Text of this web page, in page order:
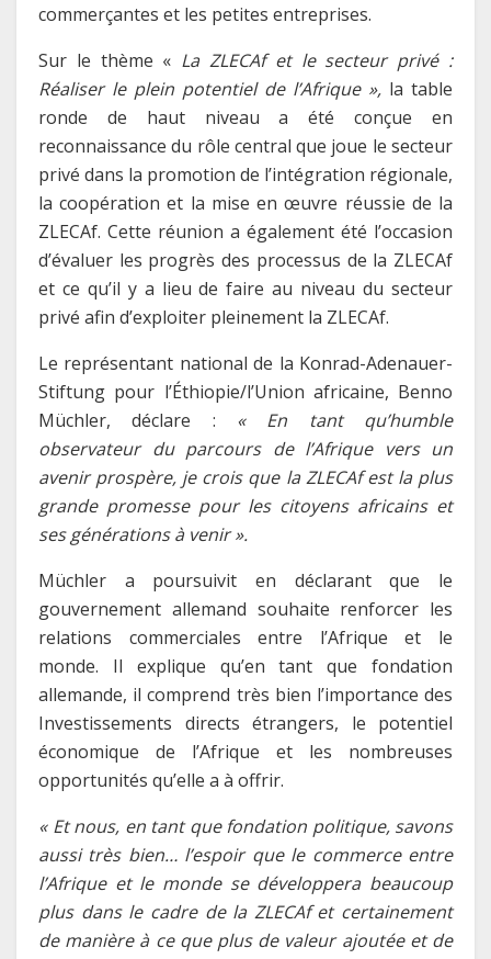
commerçantes et les petites entreprises.
Sur le thème « La ZLECAf et le secteur privé :
Réaliser le plein potentiel de l’Afrique », la table
ronde de haut niveau a été conçue en
reconnaissance du rôle central que joue le secteur
privé dans la promotion de l’intégration régionale,
la coopération et la mise en œuvre réussie de la
ZLECAf. Cette réunion a également été l’occasion
d’évaluer les progrès des processus de la ZLECAf
et ce qu’il y a lieu de faire au niveau du secteur
privé afin d’exploiter pleinement la ZLECAf.
Le représentant national de la Konrad-Adenauer-
Stiftung pour l’Éthiopie/l’Union africaine, Benno
Müchler, déclare : « En tant qu’humble
observateur du parcours de l’Afrique vers un
avenir prospère, je crois que la ZLECAf est la plus
grande promesse pour les citoyens africains et
ses générations à venir ».
Müchler a poursuivit en déclarant que le
gouvernement allemand souhaite renforcer les
relations commerciales entre l’Afrique et le
monde. Il explique qu’en tant que fondation
allemande, il comprend très bien l’importance des
Investissements directs étrangers, le potentiel
économique de l’Afrique et les nombreuses
opportunités qu’elle a à offrir.
« Et nous, en tant que fondation politique, savons
aussi très bien… l’espoir que le commerce entre
l’Afrique et le monde se développera beaucoup
plus dans le cadre de la ZLECAf et certainement
de manière à ce que plus de valeur ajoutée et de